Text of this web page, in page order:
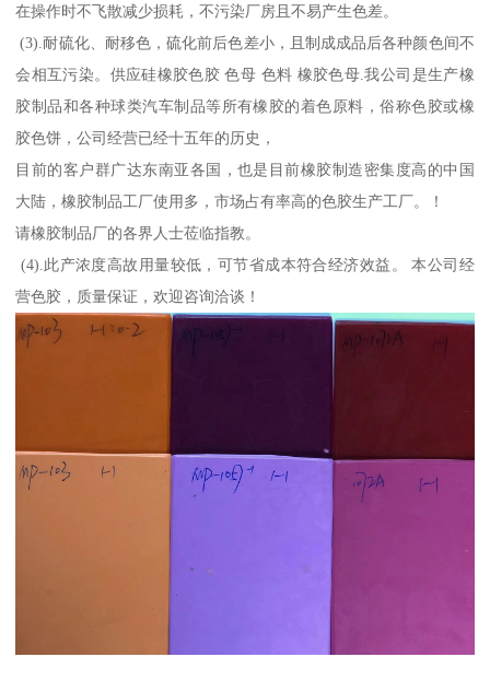
在操作时不飞散减少损耗，不污染厂房且不易产生色差。
(3).耐硫化、耐移色，硫化前后色差小，且制成成品后各种颜色间不
会相互污染。供应硅橡胶色胶 色母 色料 橡胶色母.我公司是生产橡
胶制品和各种球类汽车制品等所有橡胶的着色原料，俗称色胶或橡
胶色饼，公司经营已经十五年的历史，
目前的客户群广达东南亚各国，也是目前橡胶制造密集度高的中国
大陆，橡胶制品工厂使用多，市场占有率高的色胶生产工厂。！
请橡胶制品厂的各界人士莅临指教。
(4).此产浓度高故用量较低，可节省成本符合经济效益。 本公司经
营色胶，质量保证，欢迎咨询洽谈！